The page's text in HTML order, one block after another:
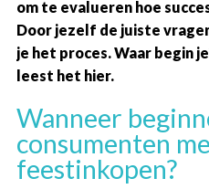
om te evalueren hoe
Door jezelf de juiste
je het proces. Waar begin
leest het hier.
Wanneer
consumenten
feestinkopen?